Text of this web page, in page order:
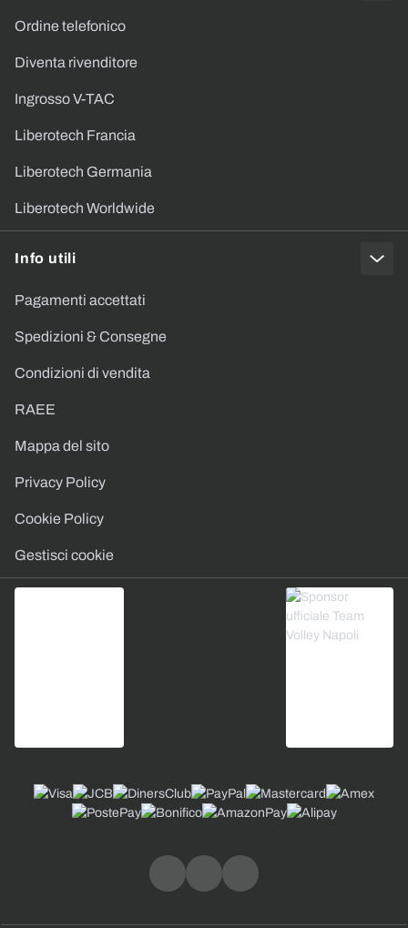
Ordine telefonico
Diventa rivenditore
Ingrosso V-TAC
Liberotech Francia
Liberotech Germania
Liberotech Worldwide
Info utili
Pagamenti accettati
Spedizioni & Consegne
Condizioni di vendita
RAEE
Mappa del sito
Privacy Policy
Cookie Policy
Gestisci cookie